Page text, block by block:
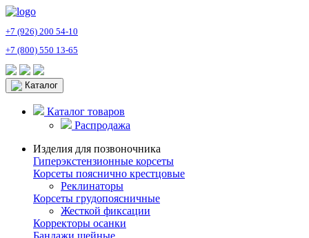
+7 (926) 200 54-10
+7 (800) 550 13-65
Каталог
Каталог товаров
Распродажа
Изделия для позвоночника
Гиперэкстензионные корсеты
Корсеты пояснично крестцовые
Реклинаторы
Корсеты грудопоясничные
Жесткой фиксации
Корректоры осанки
Бандажи шейные